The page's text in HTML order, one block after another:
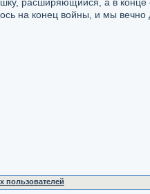
на конец войны, и мы
пользователей